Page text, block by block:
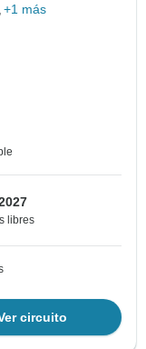
+1 más
libres
circuito